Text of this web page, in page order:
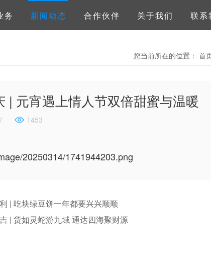
务 新闻动态 合作伙伴 关于我们 联系
您当前所在的位置： 首
| 元宵遇上情人节双倍甜蜜与温暖
1453
| 吃块绿豆饼一年都要兴兴顺顺
| 货如灵蛇游九域 通达四海聚财源